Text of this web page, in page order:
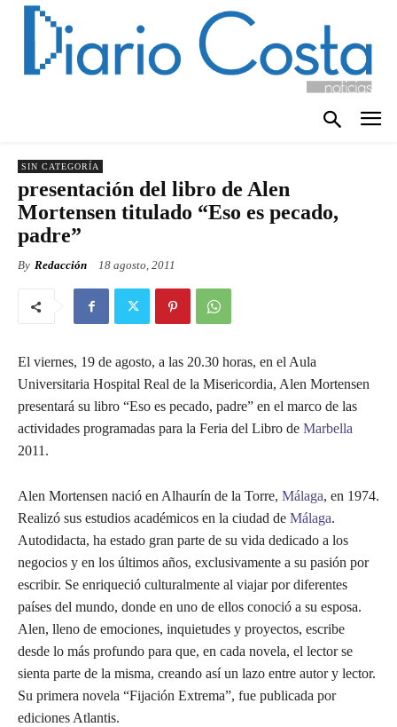
SIN CATEGORÍA
presentación del libro de Alen
Mortensen titulado “Eso es pecado,
padre”
By Redacción 18 agosto, 2011
El viernes, 19 de agosto, a las 20.30 horas, en el Aula
Universitaria Hospital Real de la Misericordia, Alen Mortensen
presentará su libro “Eso es pecado, padre” en el marco de las
actividades programadas para la Feria del Libro de Marbella
2011.
Alen Mortensen nació en Alhaurín de la Torre, Málaga, en 1974.
Realizó sus estudios académicos en la ciudad de Málaga.
Autodidacta, ha estado gran parte de su vida dedicado a los
negocios y en los últimos años, exclusivamente a su pasión por
escribir. Se enriqueció culturalmente al viajar por diferentes
países del mundo, donde en uno de ellos conoció a su esposa.
Alen, lleno de emociones, inquietudes y proyectos, escribe
desde lo más profundo para que, en cada novela, el lector se
sienta parte de la misma, creando así un lazo entre autor y lector.
Su primera novela “Fijación Extrema”, fue publicada por
ediciones Atlantis.